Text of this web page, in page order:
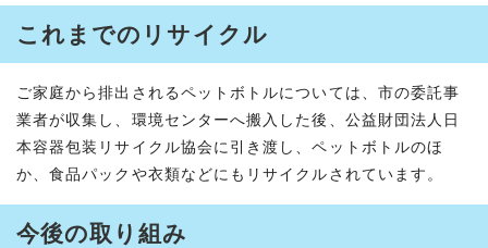
これまでのリサイクル
ご家庭から排出されるペットボトルについては、市の委託事
業者が収集し、環境センターへ搬入した後、公益財団法人日
本容器包装リサイクル協会に引き渡し、ペットボトルのほ
か、食品パックや衣類などにもリサイクルされています。
今後の取り組み